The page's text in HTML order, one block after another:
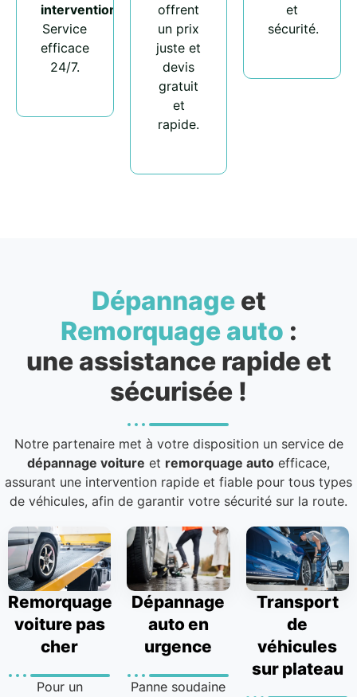
intervention
Service
efficace
24/7.
offrent
un prix
juste et
devis
gratuit
et
rapide.
et
sécurité.
Dépannageet
Remorquage auto :
une assistance rapide et
sécurisée !
Notre partenaire met à votre disposition un service de
dépannage voiture et remorquage auto efficace,
assurant une intervention rapide et fiable pour tous types
de véhicules, afin de garantir votre sécurité sur la route.
Remorquage
voiture pas
cher
Pour un
Dépannage
auto en
urgence
Panne soudaine
Transport
de
véhicules
sur plateau